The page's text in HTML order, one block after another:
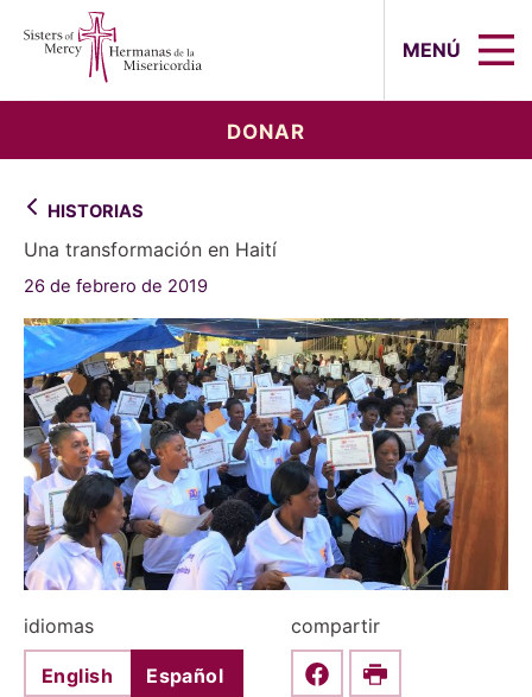
MENÚ
DONAR
HISTORIAS
Una transformación en Haití
26 de febrero de 2019
idiomas
English Español
compartir
Share this on Facebook
Print